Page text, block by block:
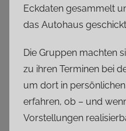
Eckdaten gesammelt
das Autohaus
Die Gruppen machten
zu ihren Terminen bei
um dort in
erfahren, ob – und
Vorstellungen